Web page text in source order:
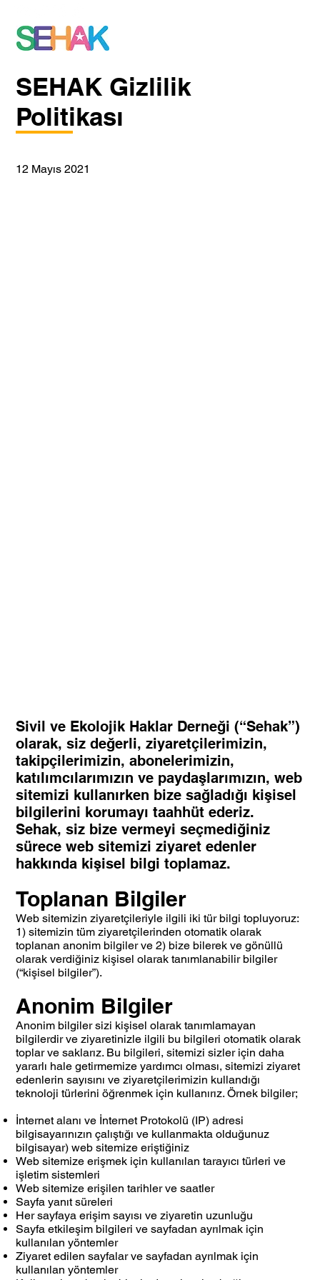
SEHAK Gizlilik
Politikası
12 Mayıs 2021
Sivil ve Ekolojik Haklar Derneği (“Sehak”)
olarak, siz değerli, ziyaretçilerimizin,
takipçilerimizin, abonelerimizin,
katılımcılarımızın ve paydaşlarımızın, web
sitemizi kullanırken bize sağladığı kişisel
bilgilerini korumayı taahhüt ederiz.
Sehak, siz bize vermeyi seçmediğiniz
sürece web sitemizi ziyaret edenler
hakkında kişisel bilgi toplamaz.
Toplanan Bilgiler
Web sitemizin ziyaretçileriyle ilgili iki tür bilgi topluyoruz:
1) sitemizin tüm ziyaretçilerinden otomatik olarak
toplanan anonim bilgiler ve 2) bize bilerek ve gönüllü
olarak verdiğiniz kişisel olarak tanımlanabilir bilgiler
(“kişisel bilgiler”).
Anonim Bilgiler
Anonim bilgiler sizi kişisel olarak tanımlamayan
bilgilerdir ve ziyaretinizle ilgili bu bilgileri otomatik olarak
toplar ve saklarız. Bu bilgileri, sitemizi sizler için daha
yararlı hale getirmemize yardımcı olması, sitemizi ziyaret
edenlerin sayısını ve ziyaretçilerimizin kullandığı
teknoloji türlerini öğrenmek için kullanırız. Örnek bilgiler;
İnternet alanı ve İnternet Protokolü (IP) adresi
bilgisayarınızın çalıştığı ve kullanmakta olduğunuz
bilgisayar) web sitemize eriştiğiniz
Web sitemize erişmek için kullanılan tarayıcı türleri ve
işletim sistemleri
Web sitemize erişilen tarihler ve saatler
Sayfa yanıt süreleri
Her sayfaya erişim sayısı ve ziyaretin uzunluğu
Sayfa etkileşim bilgileri ve sayfadan ayrılmak için
kullanılan yöntemler
Ziyaret edilen sayfalar ve sayfadan ayrılmak için
kullanılan yöntemler